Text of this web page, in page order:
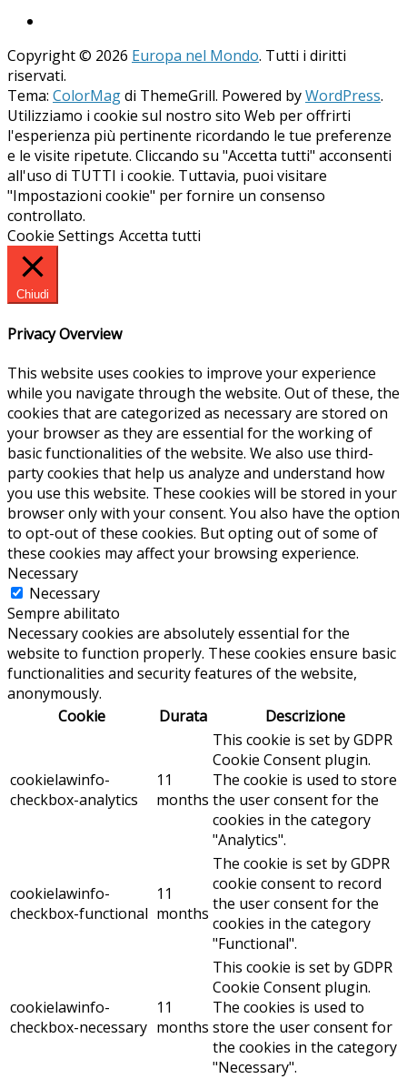
Copyright © 2026 Europa nel Mondo. Tutti i diritti
riservati.
Tema: ColorMagdi ThemeGrill. Powered byWordPress.
Utilizziamo i cookie sul nostro sito Web per offrirti
l'esperienza più pertinente ricordando le tue preferenze
e le visite ripetute. Cliccando su "Accetta tutti" acconsenti
all'uso di TUTTI i cookie. Tuttavia, puoi visitare
"Impostazioni cookie" per fornire un consenso
controllato.
Cookie Settings Accetta tutti
Chiudi
Privacy Overview
This website uses cookies to improve your experience
while you navigate through the website. Out of these, the
cookies that are categorized as necessary are stored on
your browser as they are essential for the working of
basic functionalities of the website. We also use third-
party cookies that help us analyze and understand how
you use this website. These cookies will be stored in your
browser only with your consent. You also have the option
to opt-out of these cookies. But opting out of some of
these cookies may affect your browsing experience.
Necessary
Necessary
Sempre abilitato
Necessary cookies are absolutely essential for the
website to function properly. These cookies ensure basic
functionalities and security features of the website,
anonymously.
Cookie
Durata Descrizione
cookielawinfo-
checkbox-analytics
11
months
This cookie is set by GDPR
Cookie Consent plugin.
The cookie is used to store
the user consent for the
cookies in the category
"Analytics".
cookielawinfo-
checkbox-functional
11
months
The cookie is set by GDPR
cookie consent to record
the user consent for the
cookies in the category
"Functional".
cookielawinfo-
checkbox-necessary
11
months
This cookie is set by GDPR
Cookie Consent plugin.
The cookies is used to
store the user consent for
the cookies in the category
"Necessary".